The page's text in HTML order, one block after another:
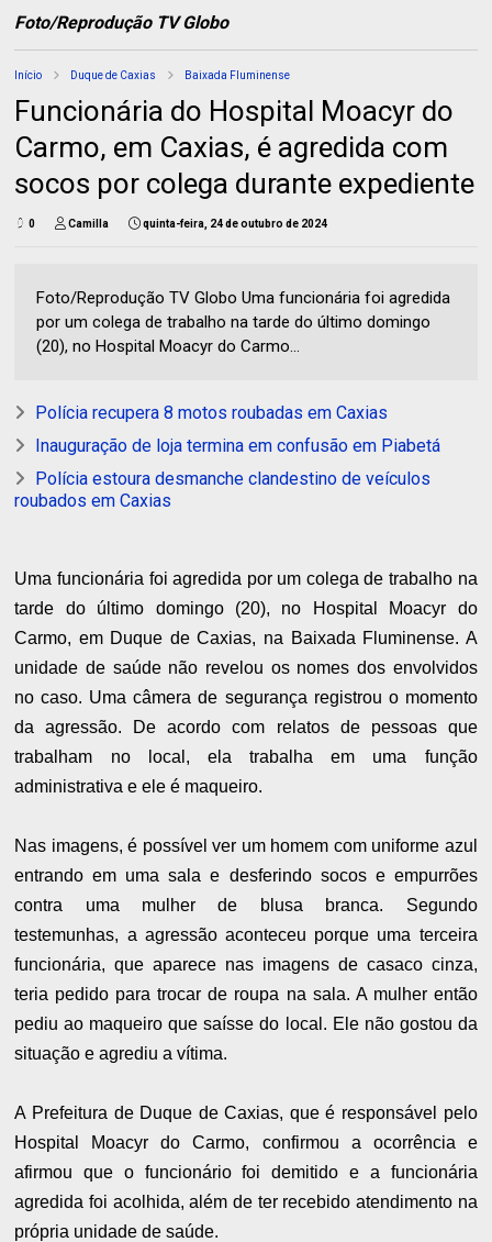
Foto/Reprodução TV Globo
Início Duque de Caxias Baixada Fluminense
Funcionária do Hospital Moacyr do
Carmo, em Caxias, é agredida com
socos por colega durante expediente
0 Camilla quinta-feira, 24 de outubro de 2024
Foto/Reprodução TV Globo Uma funcionária foi agredida
por um colega de trabalho na tarde do último domingo
(20), no Hospital Moacyr do Carmo...
Polícia recupera 8 motos roubadas em Caxias
Inauguração de loja termina em confusão em Piabetá
Polícia estoura desmanche clandestino de veículos
roubados em Caxias
Uma funcionária foi agredida por um colega de trabalho na
tarde do último domingo (20), no Hospital Moacyr do
Carmo, em Duque de Caxias, na Baixada Fluminense. A
unidade de saúde não revelou os nomes dos envolvidos
no caso. Uma câmera de segurança registrou o momento
da agressão. De acordo com relatos de pessoas que
trabalham no local, ela trabalha em uma função
administrativa e ele é maqueiro.
Nas imagens, é possível ver um homem com uniforme azul
entrando em uma sala e desferindo socos e empurrões
contra uma mulher de blusa branca. Segundo
testemunhas, a agressão aconteceu porque uma terceira
funcionária, que aparece nas imagens de casaco cinza,
teria pedido para trocar de roupa na sala. A mulher então
pediu ao maqueiro que saísse do local. Ele não gostou da
situação e agrediu a vítima.
A Prefeitura de Duque de Caxias, que é responsável pelo
Hospital Moacyr do Carmo, confirmou a ocorrência e
afirmou que o funcionário foi demitido e a funcionária
agredida foi acolhida, além de ter recebido atendimento na
própria unidade de saúde.